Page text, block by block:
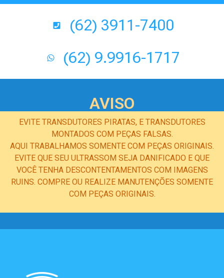
(62) 3911-7400
(62) 9.9916-1717
AVISO
EVITE TRANSDUTORES PIRATAS, E TRANSDUTORES
MONTADOS COM PEÇAS FALSAS.
AQUI TRABALHAMOS SOMENTE COM PEÇAS ORIGINAIS.
EVITE QUE SEU ULTRASSOM SEJA DANIFICADO E QUE
VOCÊ TENHA DESCONTENTAMENTOS COM IMAGENS
RUINS. COMPRE OU REALIZE MANUTENÇÕES SOMENTE
COM PEÇAS ORIGINAIS.